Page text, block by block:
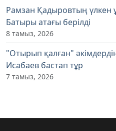
Рамзан Қадыровтың
Батыры атағы берілді
8 тамыз, 2026
"Отырып қалған"
Исабаев бастап тұр
7 тамыз, 2026